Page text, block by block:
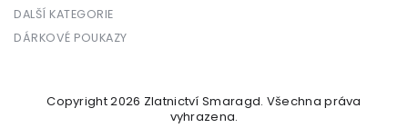
DALŠÍ KATEGORIE
DÁRKOVÉ POUKAZY
Copyright 2026 Zlatnictví Smaragd. Všechna práva
vyhrazena.